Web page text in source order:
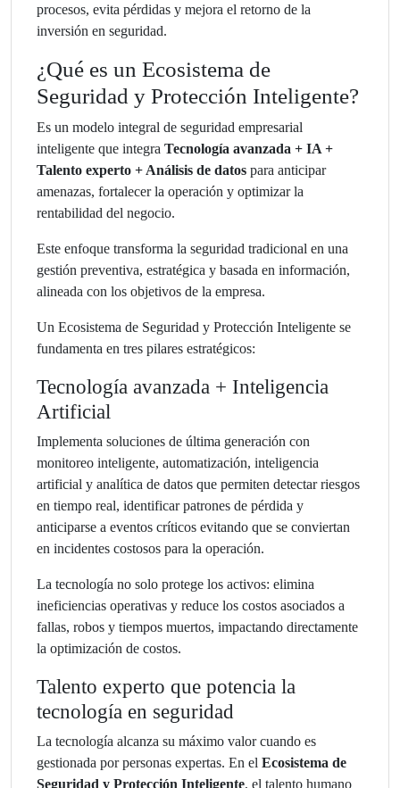
procesos, evita pérdidas y mejora el retorno de la
inversión en seguridad.
¿Qué es un Ecosistema de
Seguridad y Protección Inteligente?
Es un modelo integral de seguridad empresarial
inteligente que integra Tecnología avanzada + IA +
Talento experto + Análisis de datos para anticipar
amenazas, fortalecer la operación y optimizar la
rentabilidad del negocio.
Este enfoque transforma la seguridad tradicional en una
gestión preventiva, estratégica y basada en información,
alineada con los objetivos de la empresa.
Un Ecosistema de Seguridad y Protección Inteligente se
fundamenta en tres pilares estratégicos:
Tecnología avanzada + Inteligencia
Artificial
Implementa soluciones de última generación con
monitoreo inteligente, automatización, inteligencia
artificial y analítica de datos que permiten detectar riesgos
en tiempo real, identificar patrones de pérdida y
anticiparse a eventos críticos evitando que se conviertan
en incidentes costosos para la operación.
La tecnología no solo protege los activos: elimina
ineficiencias operativas y reduce los costos asociados a
fallas, robos y tiempos muertos, impactando directamente
la optimización de costos.
Talento experto que potencia la
tecnología en seguridad
La tecnología alcanza su máximo valor cuando es
gestionada por personas expertas. En el Ecosistema de
Seguridad y Protección Inteligente, el talento humano